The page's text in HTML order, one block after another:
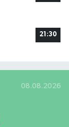
21:30
08.08.2026